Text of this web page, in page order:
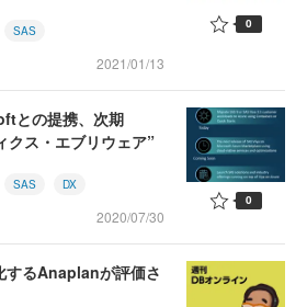
SAS
2021/01/13
0
との提携、次期
クス・エブリウェア”
SAS DX
2020/07/30
0
するAnaplanが評価さ